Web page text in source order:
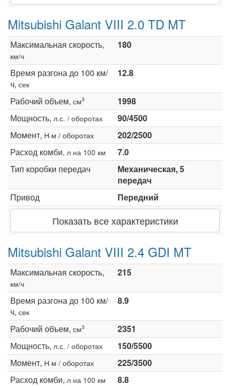
Mitsubishi Galant VIII 2.0 TD MT
Максимальная скорость,
км/ч
180
Время разгона до 100 км/
ч, сек
12.8
Рабочий объем, см3
1998
Мощность, л.с. / оборотах
90/4500
Момент, Н·м / оборотах
202/2500
Расход комби, л на 100 км
7.0
Тип коробки передач
Механическая, 5
передач
Привод
Передний
Показать все характеристики
Mitsubishi Galant VIII 2.4 GDI MT
Максимальная скорость,
км/ч
215
Время разгона до 100 км/
ч, сек
8.9
Рабочий объем, см3
2351
Мощность, л.с. / оборотах
150/5500
Момент, Н·м / оборотах
225/3500
Расход комби, л на 100 км
8.8